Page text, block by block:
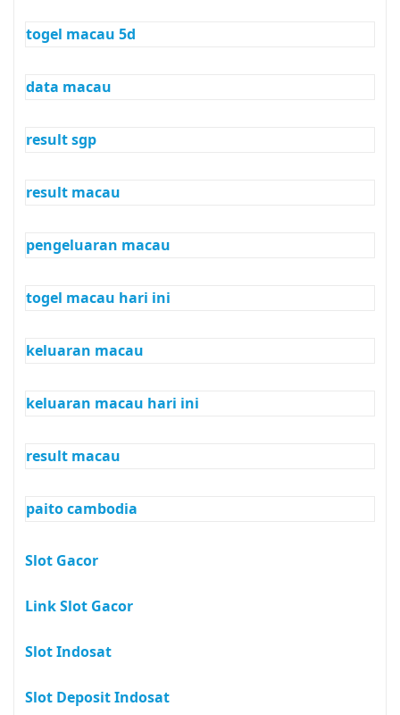
togel macau 5d
data macau
result sgp
result macau
pengeluaran macau
togel macau hari ini
keluaran macau
keluaran macau hari ini
result macau
paito cambodia
Slot Gacor
Link Slot Gacor
Slot Indosat
Slot Deposit Indosat